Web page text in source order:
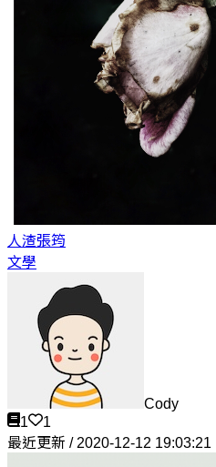
人渣張筠
文學
Cody
1
1
最近更新 / 2020-12-12 19:03:21